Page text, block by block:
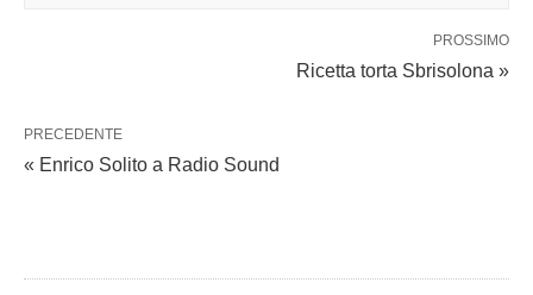
PROSSIMO
Ricetta torta Sbrisolona »
PRECEDENTE
« Enrico Solito a Radio Sound